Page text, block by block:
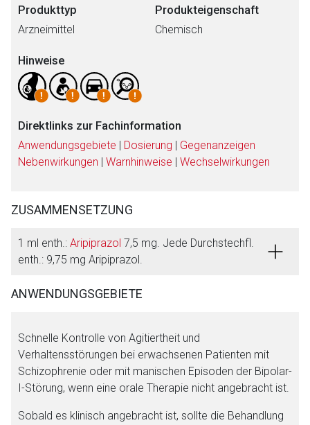
Produkttyp
Arzneimittel
Produkteigenschaft
Chemisch
Hinweise
Direktlinks zur Fachinformation
Anwendungsgebiete | Dosierung | Gegenanzeigen
Nebenwirkungen | Warnhinweise | Wechselwirkungen
ZUSAMMENSETZUNG
1 ml enth.: Aripiprazol 7,5 mg. Jede Durchstechfl.
enth.: 9,75 mg Aripiprazol.
ANWENDUNGSGEBIETE
Schnelle Kontrolle von Agitiertheit und
Verhaltensstörungen bei erwachsenen Patienten mit
Schizophrenie oder mit manischen Episoden der Bipolar-
I-Störung, wenn eine orale Therapie nicht angebracht ist.
Sobald es klinisch angebracht ist, sollte die Behandlung
Der von Ihnen aufgerufene Link öffnet eine externe Web-
Seite. Für die Inhalte der externen Web-Seite ist deren
Betreiber verantwortlich. Ebenso gelten dort ggf. andere
Datenschutzbestimmungen.